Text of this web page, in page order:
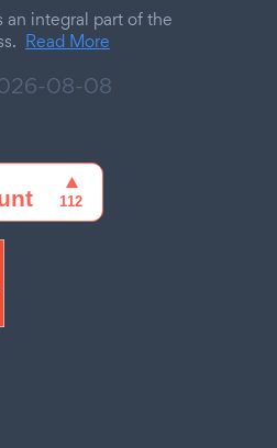
integral part of the
Read More
08-08